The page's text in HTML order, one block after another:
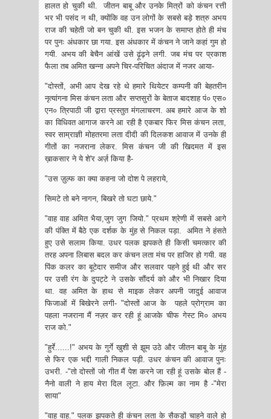
हालत हो चुकी थी. जीतन बाबू और उनके मित्रों को कंचन रत्ती
भर भी पसंद न थी, क्योंकि वह उन लोगों के सबसे बड़े शत्रु अभय
राज की चहेती जो बन चुकी थी. इस भजन के समाप्त होते ही मंच
पर पुनः अंधकार छा गया. इस अंधकार में कंचन ने जाने कहां गुम हो
गयी. अभय की बेचैन आंखें उसे ढ़ूंढ़ने लगी. जब मंच पर प्रकाश
फैला तब अमित खन्ना अपने चिर-परिचित अंदाज में नजर आया-
"दोस्तों, अभी आप देख रहे थे हमारे थियेटर कम्पनी की बेहतरीन
नृत्यांगना मिस कंचन लता और सप्तसुरों के बेताज बादशाह पं० एस०
एन० त्रिपाठी जी द्वारा प्रस्तुत मंगलाचरण. अब हमारे आज के शो
का विधिवत आगाज करने आ रही है एकबार फिर मिस कंचन लता,
स्वर साम्राज्ञी मोहतरमा लता दीदी की दिलकश आवाज में उनके ही
गीतों का नजराना लेकर. मिस कंचन जी की खिदमत में इस
ख़ाकसार ने ये शे'र अर्ज़ किया है-
"उस ज़ुल्फ का क्या कहना जो दोश पे लहराये,
सिमटे तो बने नागन, बिखरे तो घटा छाये."
"वाह वाह अमित भैया,जुग जुग जियो." प्रथम श्रेणी में सबसे आगे
की पंक्ति में बैठे एक दर्शक के मुंह से निकल पड़ा. अमित ने हंसते
हुए उसे सलाम किया. उधर पलक झपकते ही किसी चमत्कार की
तरह अपना लिबास बदल कर कंचन लता मंच पर हाजिर हो गयी. वह
पिंक कलर का बूटेदार समीज और सलवार पहने हुई थी और सर
पर उसी रंग के दुपट्टे ने उसके सौंदर्य को और भी निखार दिया
था. वह अमित के हाथ से माइक लेकर अपनी जादुई आवाज
फिजाओं में बिखेरने लगी- "दोस्तों आज के पहले प्रोग्राम का
पहला नजराना मैं नज़र कर रही हूं आजके चीफ गेस्ट मि० अभय
राज को."
"हुर्रे......!" अभय के गुर्गे खुशी से झूम उठे और जीतन बाबू के मुंह
से फिर एक भद्दी गाली निकल पड़ी. उधर कंचन की आवाज पुनः
उभरी. -"तो दोस्तों जो गीत मैं पेश करने जा रही हूं उसके बोल हैं -
नैनो वाली ने हाय मेरा दिल लूटा. और फ़िल्म का नाम है -"मेरा
साया"
"वाह वाह." पलक झपकते ही कंचन लता के सैकड़ों चाहने वाले हो